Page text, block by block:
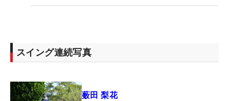
スイング連続写真
薮田 梨花